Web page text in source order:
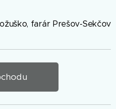
farár Prešov-Sekčov